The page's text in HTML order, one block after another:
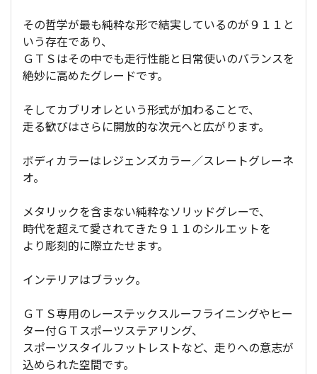
その哲学が最も純粋な形で結実しているのが９１１と
いう存在であり、
ＧＴＳはその中でも走行性能と日常使いのバランスを
絶妙に高めたグレードです。
そしてカブリオレという形式が加わることで、
走る歓びはさらに開放的な次元へと広がります。
ボディカラーはレジェンズカラー／スレートグレーネ
オ。
メタリックを含まない純粋なソリッドグレーで、
時代を超えて愛されてきた９１１のシルエットを
より彫刻的に際立たせます。
インテリアはブラック。
ＧＴＳ専用のレーステックスルーフライニングやヒー
ター付ＧＴスポーツステアリング、
スポーツスタイルフットレストなど、走りへの意志が
込められた空間です。